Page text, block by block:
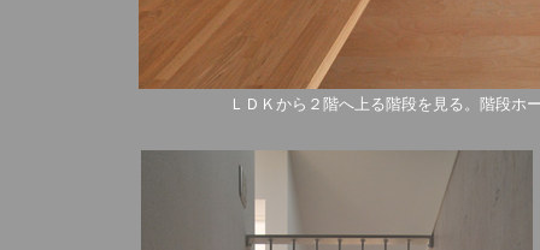
ＬＤＫから２階へ上る階段を見る。階段ホ